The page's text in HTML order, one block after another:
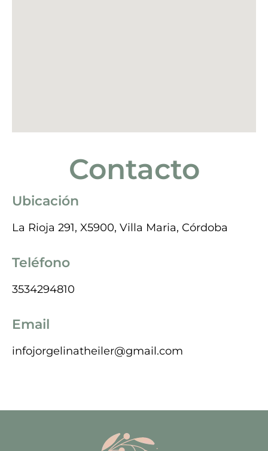
Contacto
Ubicación
La Rioja 291, X5900, Villa Maria, Córdoba
Teléfono
3534294810
Email
infojorgelinatheiler@gmail.com